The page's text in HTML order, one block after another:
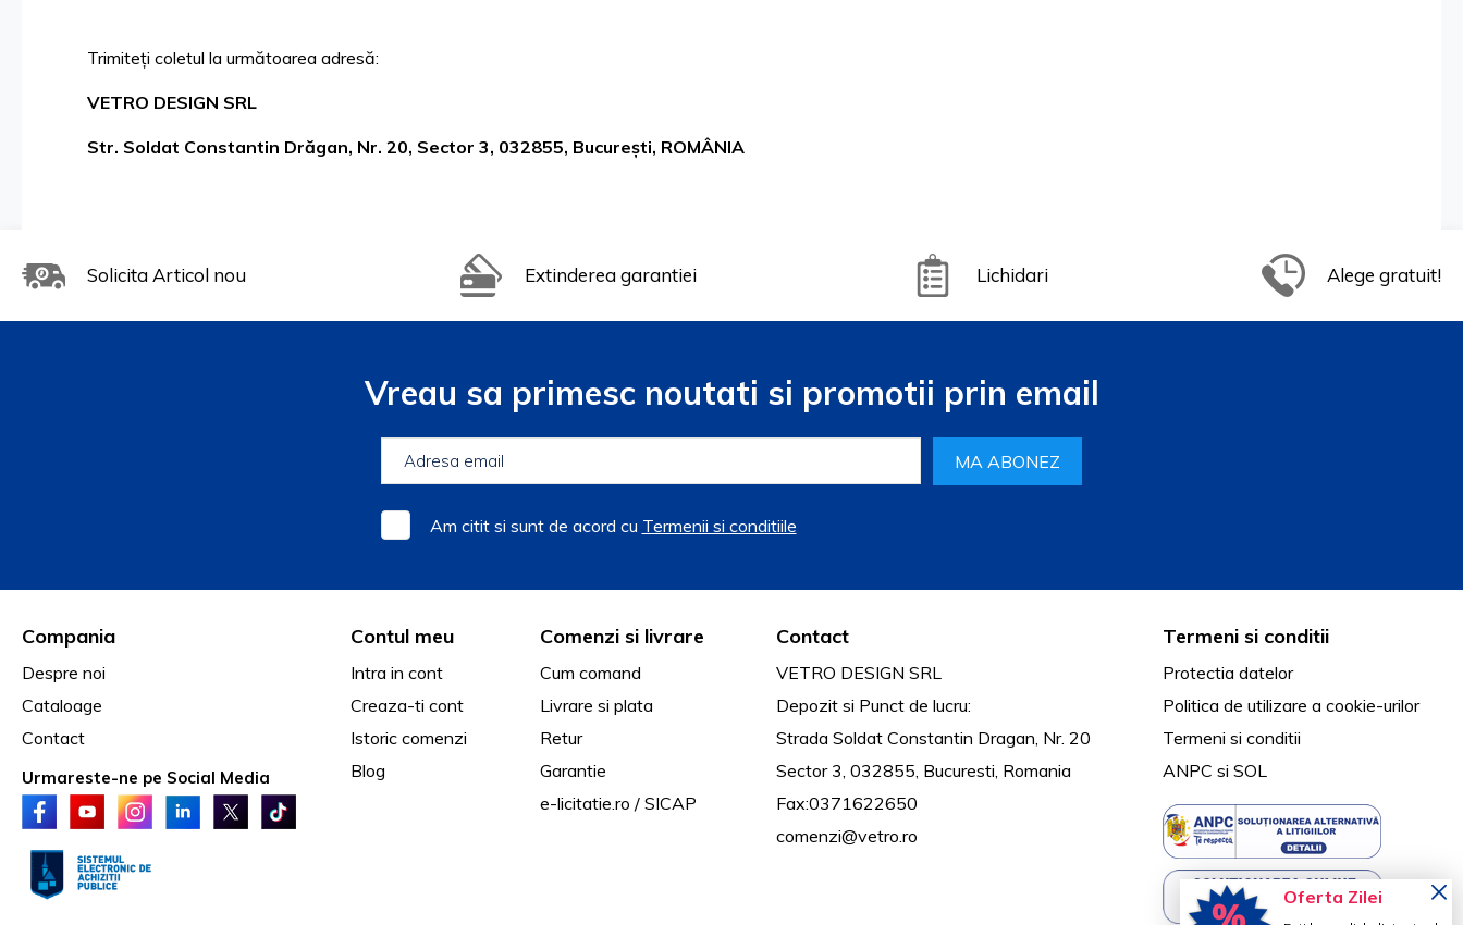
Trimiteți coletul la următoarea adresă:
VETRO DESIGN SRL
Str. Soldat Constantin Drăgan, Nr. 20, Sector 3, 032855, București, ROMÂNIA
Solicita Articol nou Extinderea garantiei Lichidari Alege gratuit!
Vreau sa primesc noutati si promotii prin email
MA ABONEZ
Am citit si sunt de acord cu Termenii si conditiile
Compania
Despre noi
Cataloage
Contact
Urmareste-ne pe Social Media
Contul meu
Intra in cont
Creaza-ti cont
Istoric comenzi
Blog
Comenzi si livrare
Cum comand
Livrare si plata
Retur
Garantie
e-licitatie.ro / SICAP
Contact
VETRO DESIGN SRL
Depozit si Punct de lucru:
Strada Soldat Constantin Dragan, Nr. 20
Sector 3, 032855, Bucuresti, Romania
Fax:0371622650
comenzi@vetro.ro
Termeni si conditii
Protectia datelor
Politica de utilizare a cookie-urilor
Termeni si conditii
ANPC si SOL
Oferta Zilei